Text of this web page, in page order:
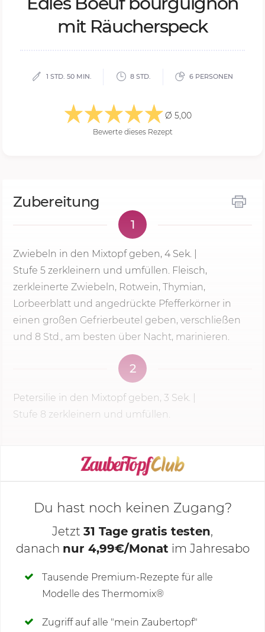
mit Räu­cher­speck
1 STD. 50 MIN. 8 STD. 6 PERSONEN
Ø 5,00
Bewerte dieses Rezept
Zubereitung
1
Zwiebeln in den Mixtopf geben, 4 Sek.
Stufe 5 zerkleinern und umfüllen. Fleisch,
zerkleinerte Zwiebeln, Rotwein, Thymian,
Lorbeerblatt und angedrückte Pfefferkörner in
einen großen Gefrierbeutel geben, verschließen
und 8 Std., am besten über Nacht, marinieren.
2
Petersilie in den Mixtopf geben, 3 Sek.
Stufe 8 zerkleinern und umfüllen.
KOCHMODUS STARTEN
Deine Notizen
Du hast noch keinen Zugang?
Jetzt 31 Tage gratis testen,
danach nur 4,99€/Monat im Jahresabo
Tausende Premium-Rezepte für alle
Modelle des Thermomix®
Zugriff auf alle "mein Zaubertopf"